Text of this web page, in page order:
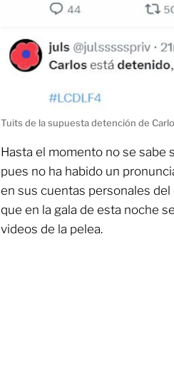
Tuits de la supuesta detención de
Hasta el momento no se sabe
pues no ha habido un
en sus cuentas personales
que en la gala de esta noche
videos de la pelea.